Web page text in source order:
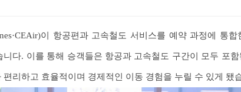
이 항공편과 고속철도 서비스를 예약 과정에 통합
다. 이를 통해 승객들은 항공과 고속철도 구간이 모두 포
리하고 효율적이며 경제적인 이동 경험을 누릴 수 있게 됐